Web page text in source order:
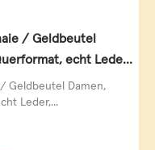
/ Geldbeutel
echt Leder,
Geldbeutel Damen,
Leder,...